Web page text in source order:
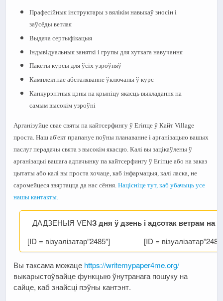
Прафесійныя інструктары з вялікім навыкаў зносін і
заўсёды ветлая
Выдача сертыфікацыя
Індывідуальныя заняткі і групы для хуткага навучання
Пакеты курсы для ўсіх узроўняў
Камплектнае абсталяванне ўключаны ў курс
Канкурэнтныя цэны на крыніцу якасць выкладання на
самым высокім узроўні
Арганізуйце свае святы па кайтсерфингу ў Егіпце ў Кайт Village
проста. Наш аб'ект прапануе поўны планаванне і арганізацыю вашых
паслуг перадачы свята з высокім якасцю. Калі вы зацікаўлены ў
арганізацыі вашага адпачынку па кайтсерфингу ў Егіпце або на заказ
цытаты або калі вы проста хочаце, каб інфармацыя, калі ласка, не
саромейцеся звяртацца да нас сёння. Націсніце тут, каб убачыць усе
нашы кантакты.
ДАДЗЕНЫЯ VENЗ дня ў дзень і адсотак ветрам на
[ID = візуалізатар”2485″] [ID =
Вы таксама можаце https://writemypaper4me.org/
выкарыстоўвайце функцыю ўнутранага пошуку на
сайце, каб знайсці пэўны кантэнт.